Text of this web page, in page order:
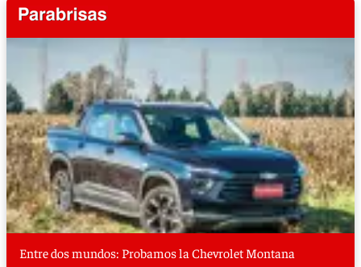
Entre dos mundos: Probamos la Chevrolet Montana